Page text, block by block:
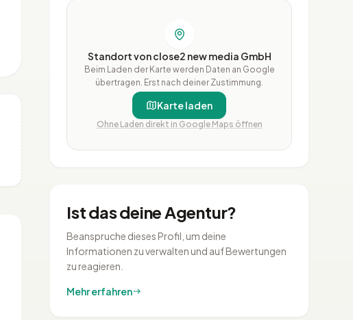
Standort von close2 new media GmbH
Beim Laden der Karte werden Daten an Google
übertragen. Erst nach deiner Zustimmung.
Karte laden
Ohne Laden direkt in Google Maps öffnen
Ist das deine Agentur?
Beanspruche dieses Profil, um deine
Informationen zu verwalten und auf Bewertungen
zu reagieren.
Mehr erfahren